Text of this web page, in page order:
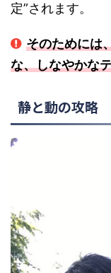
定”されます。
そのためには
な、しなやかな
静と動の攻略